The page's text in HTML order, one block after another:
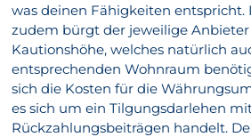
was deinen Fähigkeiten entspricht.
zudem bürgt der jeweilige
Kautionshöhe, welches natürlich
entsprechenden Wohnraum
sich die Kosten für die
es sich um ein Tilgungsdarlehen
Rückzahlungsbeiträgen handelt.